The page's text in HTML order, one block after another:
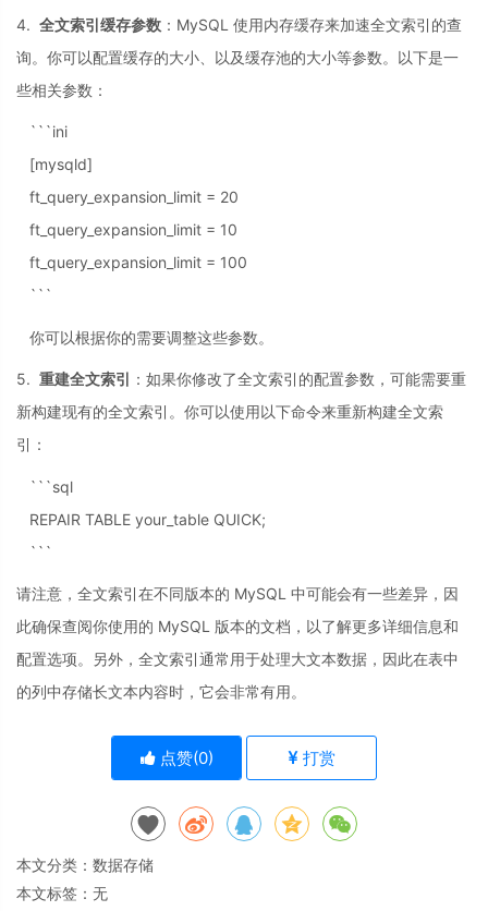
4. 全文索引缓存参数 ：MySQL 使用内存缓存来加速全文索引的查
询。你可以配置缓存的大小、以及缓存池的大小等参数。以下是一
些相关参数：
```ini
[mysqld]
ft_query_expansion_limit = 20
ft_query_expansion_limit = 10
ft_query_expansion_limit = 100
```
你可以根据你的需要调整这些参数。
5. 重建全文索引 ：如果你修改了全文索引的配置参数，可能需要重
新构建现有的全文索引。你可以使用以下命令来重新构建全文索
引：
```sql
REPAIR TABLE your_table QUICK;
```
请注意，全文索引在不同版本的 MySQL 中可能会有一些差异，因
此确保查阅你使用的 MySQL 版本的文档，以了解更多详细信息和
配置选项。另外，全文索引通常用于处理大文本数据，因此在表中
的列中存储长文本内容时，它会非常有用。
点赞(0) 打赏
本文分类： 数据存储
本文标签：无